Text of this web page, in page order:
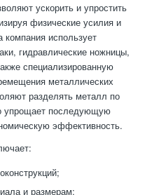
ускорить и упростить
физические усилия и
использует
гидравлические ножницы,
специализированную
металлических
разделять металл по
упрощает последующую
эффективность.
и размерам;